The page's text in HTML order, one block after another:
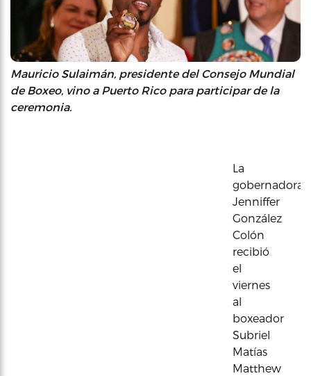
Mauricio Sulaimán, presidente del Consejo Mundial
de Boxeo, vino a Puerto Rico para participar de la
ceremonia.
La
gobernadora
Jenniffer
González
Colón
recibió
el
viernes
al
boxeador
Subriel
Matías
Matthew